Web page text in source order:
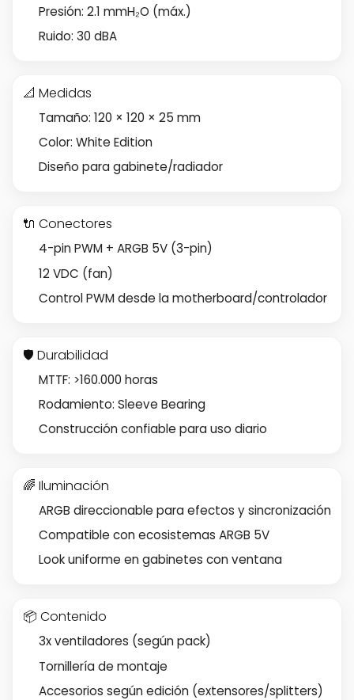
Presión: 2.1 mmH₂O (máx.)
Ruido: 30 dBA
📐 Medidas
Tamaño: 120 × 120 × 25 mm
Color: White Edition
Diseño para gabinete/radiador
🔌 Conectores
4-pin PWM + ARGB 5V (3-pin)
12 VDC (fan)
Control PWM desde la motherboard/controlador
🛡️ Durabilidad
MTTF: >160.000 horas
Rodamiento: Sleeve Bearing
Construcción confiable para uso diario
🌈 Iluminación
ARGB direccionable para efectos y sincronización
Compatible con ecosistemas ARGB 5V
Look uniforme en gabinetes con ventana
📦 Contenido
3x ventiladores (según pack)
Tornillería de montaje
Accesorios según edición (extensores/splitters)